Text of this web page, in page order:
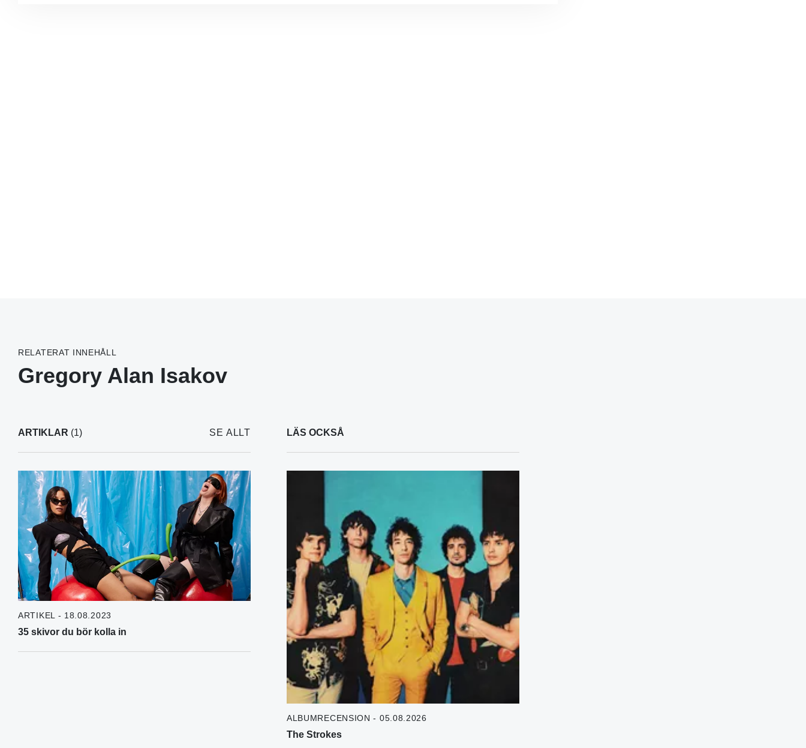
RELATERAT INNEHÅLL
Gregory Alan Isakov
ARTIKLAR (1) SE ALLT
ARTIKEL - 18.08.2023
35 skivor du bör kolla in
LÄS OCKSÅ
ALBUMRECENSION - 05.08.2026
The Strokes